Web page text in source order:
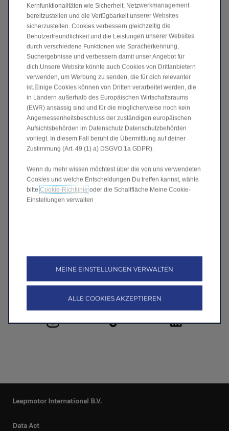
Rechtsgrundlage: Art. 6 Abs. 1 lit. b DSGVO.
Die Daten werden nach Abschluss des
Gewinnspiels gelöscht, sofern keine gesetzlichen
Aufbewahrungspflichten bestehen.
Empfänger deiner Daten: Unser
Servicedienstleister
Publicis Groupe (Digitas GmbH), Heidi-Kabel-Platz
2, 20099 Hamburg, zwecks Abwicklung des
Gewinns.
Weitere Informationen zu deinen Rechten und
unserem Datenschutz findest du unter:
[https://www.leapmotor.net/de/privacy-policy] oder
per E-Mail an
dpo-lpmi@leapmotor-international.com.
§ 9 Anwendbares Recht
Es gilt ausschließlich das Recht der
Bundesrepublik Deutschland. Sollten einzelne
Bestimmungen unwirksam sein, bleibt die
Wirksamkeit der übrigen Bedingungen unberührt.
Leapmotor International B.V.
Data Act
Kernfunktionalitäten wie Sicherheit, Netzwerkmanagement
bereitzustellen und die Verfügbarkeit unserer Websites
sicherzustellen. Cookies verbessern gleichzeitig die
Benutzerfreundlichkeit und die Leistungen unserer Websites
durch verschiedene Funktionen wie Spracherkennung,
Suchergebnisse und verbessern damit unser Angebot für
dich.Unsere Website könnte auch Cookies von Drittanbietern
verwenden, um Werbung zu senden, die für dich relevanter
ist.Einige Cookies können von Dritten verarbeitet werden, die
in Ländern außerhalb des Europäischen Wirtschaftsraums
(EWR) ansässig sind und für die möglicherweise noch kein
Angemessenheitsbeschluss der zuständigen europäischen
Aufsichtsbehörden im Datenschutz Datenschutzbehörden
vorliegt. In diesem Fall beruht die Übermittlung auf deiner
Zustimmung (Art. 49 (1) a) DSGVO.1a GDPR).
Wenn du mehr wissen möchtest über die von uns verwendeten
Cookies und welche Entscheidungen Du treffen kannst, wähle
bitte Cookie-Richtlinie oder die Schaltfläche Meine Cookie-
Einstellungen verwalten
MEINE EINSTELLUNGEN VERWALTEN
ALLE COOKIES AKZEPTIEREN